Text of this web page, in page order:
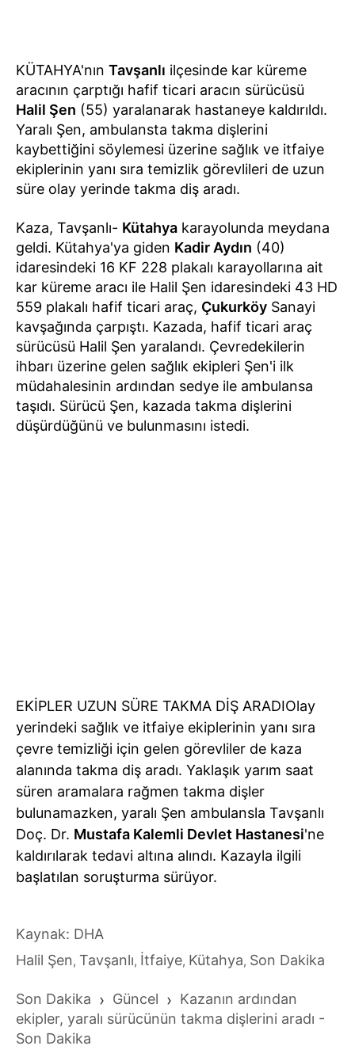
KÜTAHYA'nın Tavşanlı ilçesinde kar küreme
aracının çarptığı hafif ticari aracın sürücüsü
Halil Şen (55) yaralanarak hastaneye kaldırıldı.
Yaralı Şen, ambulansta takma dişlerini
kaybettiğini söylemesi üzerine sağlık ve itfaiye
ekiplerinin yanı sıra temizlik görevlileri de uzun
süre olay yerinde takma diş aradı.
Kaza, Tavşanlı- Kütahya karayolunda meydana
geldi. Kütahya'ya giden Kadir Aydın (40)
idaresindeki 16 KF 228 plakalı karayollarına ait
kar küreme aracı ile Halil Şen idaresindeki 43 HD
559 plakalı hafif ticari araç, Çukurköy Sanayi
kavşağında çarpıştı. Kazada, hafif ticari araç
sürücüsü Halil Şen yaralandı. Çevredekilerin
ihbarı üzerine gelen sağlık ekipleri Şen'i ilk
müdahalesinin ardından sedye ile ambulansa
taşıdı. Sürücü Şen, kazada takma dişlerini
düşürdüğünü ve bulunmasını istedi.
EKİPLER UZUN SÜRE TAKMA DİŞ ARADIOlay
yerindeki sağlık ve itfaiye ekiplerinin yanı sıra
çevre temizliği için gelen görevliler de kaza
alanında takma diş aradı. Yaklaşık yarım saat
süren aramalara rağmen takma dişler
bulunamazken, yaralı Şen ambulansla Tavşanlı
Doç. Dr. Mustafa Kalemli Devlet Hastanesi'ne
kaldırılarak tedavi altına alındı. Kazayla ilgili
başlatılan soruşturma sürüyor.
Kaynak: DHA
Halil Şen, Tavşanlı, İtfaiye, Kütahya, Son Dakika
Son Dakika › Güncel › Kazanın ardından
ekipler, yaralı sürücünün takma dişlerini aradı -
Son Dakika